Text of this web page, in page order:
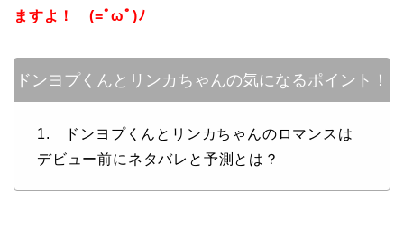
ますよ！ (=ﾟωﾟ)ﾉ
ドンヨプくんとリンカちゃんの気になるポイント！
1. ドンヨプくんとリンカちゃんのロマンスは
デビュー前にネタバレと予測とは？